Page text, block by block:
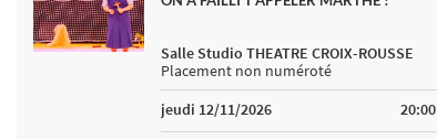
Salle Studio THEATRE CROIX-ROUSSE
Placement non numéroté
jeudi 12/11/2026
20:00